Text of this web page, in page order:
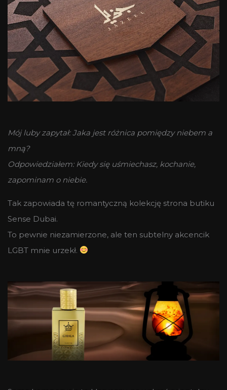
Mój luby zapytał: Jaka jest różnica pomiędzy niebem a
mną?
Odpowiedziałem: Kiedy się uśmiechasz, kochanie,
zapominam o niebie.
Tak zapowiada tę romantyczną kolekcję strona butiku
Sense Dubai.
To pewnie niezamierzone, ale ten subtelny akcencik
LGBT mnie urzekł.